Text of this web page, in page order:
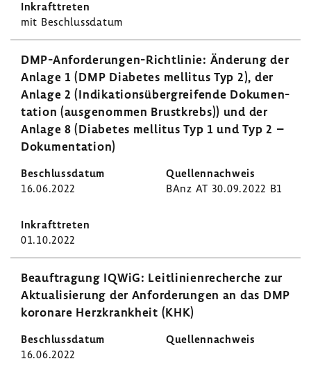
mit Beschluss­datum
DMP-​Anforderungen-Richtlinie: Ände­rung der
Anlage 1 (DMP Diabetes mellitus Typ 2), der
Anlage 2 (Indi­ka­ti­ons­über­grei­fende Doku­men­
ta­tion (ausge­nommen Brust­krebs)) und der
Anlage 8 (Diabetes mellitus Typ 1 und Typ 2 –
Doku­men­ta­tion)
16.06.2022 BAnz AT 30.09.2022 B1
01.10.2022
Beauf­tra­gung IQWiG: Leit­li­ni­en­re­cherche zur
Aktua­li­sie­rung der Anfor­de­rungen an das DMP
koro­nare Herz­krank­heit (KHK)
16.06.2022